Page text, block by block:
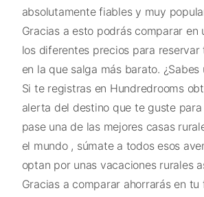
absolutamente fiables y muy
Gracias a esto podrás comparar en
los diferentes precios para reservar
en la que salga más barato. ¿Sabes
Si te registras en Hundredrooms
alerta del destino que te guste
pase una de las mejores casas
el mundo , súmate a todos esos
optan por unas vacaciones rurales
Gracias a comparar ahorrarás en tu